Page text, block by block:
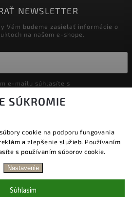
SÚKROMIE
cookie na podporu fungovania
a zlepšenie služieb. Používaním
s používaním súborov cookie.
Nastavenie
Súhlasím
60 € | DODANIE V
DO 24 HOD. | BEZPLATNÁ
10 % NA PRVÝ NÁKUP
NEWSLETTER
Vám budeme zasielať informácie o
na našom e-shope.
dobre. Všetky práva vyhradené.
nastavenie cookies
| DesignShoptak.cz.